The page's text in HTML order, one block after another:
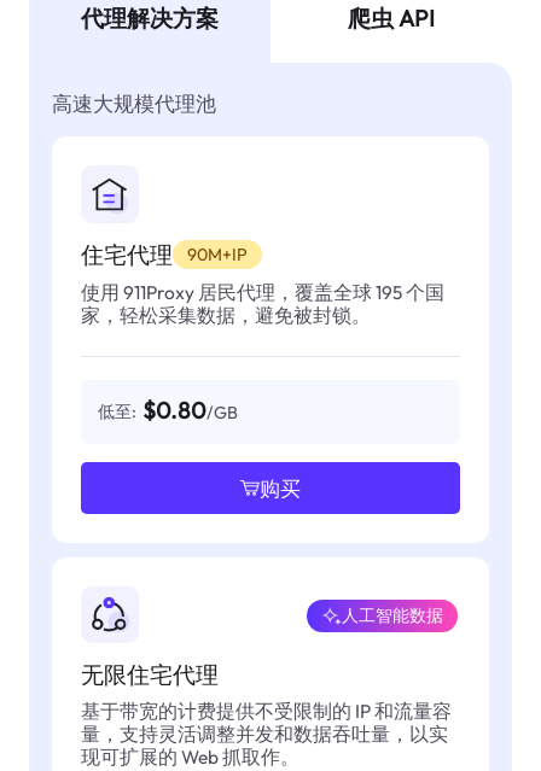
代理解决方案 爬虫 API
高速大规模代理池
住宅代理 90M+IP
使用 911Proxy 居民代理，覆盖全球 195 个国
家，轻松采集数据，避免被封锁。
低至: $0.80/GB
购买
无限住宅代理
人工智能数据
基于带宽的计费提供不受限制的 IP 和流量容
量，支持灵活调整并发和数据吞吐量，以实
现可扩展的 Web 抓取作。